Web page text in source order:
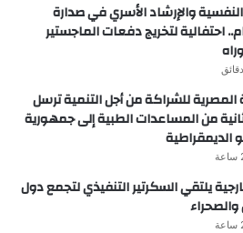
والإرشاد الأسري في صدارة
احتفالية لتخريج دفعات الماجستير
المصرية للشراكة من أجل التنمية ترسل
من المساعدات الطبية إلى جمهورية
الديمقراطية
يلتقي السكرتير التنفيذي لتجمع دول